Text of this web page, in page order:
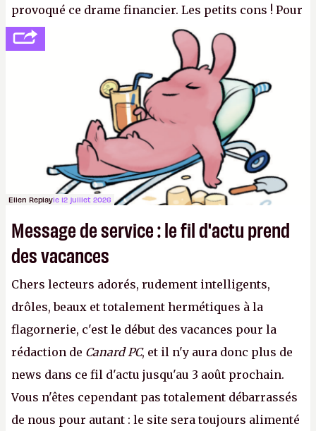
provoqué ce drame financier. Les petits cons ! Pour
se consoler, le PDG David Baszucki peut compter
sur le déblocage du jeu en Russie et l'explosion des
joueurs majeurs (+32 %). L'avenir appartient donc
aux adultes, qui ne sont jamais que des enfants
avec du pouvoir d'achat.P.
Ellen Replayle 12 juillet 2026
Message de service : le fil d'actu prend
des vacances
Chers lecteurs adorés, rudement intelligents,
drôles, beaux et totalement hermétiques à la
flagornerie, c'est le début des vacances pour la
rédaction de Canard PC, et il n'y aura donc plus de
news dans ce fil d'actu jusqu'au 3 août prochain.
Vous n'êtes cependant pas totalement débarrassés
de nous pour autant : le site sera toujours alimenté